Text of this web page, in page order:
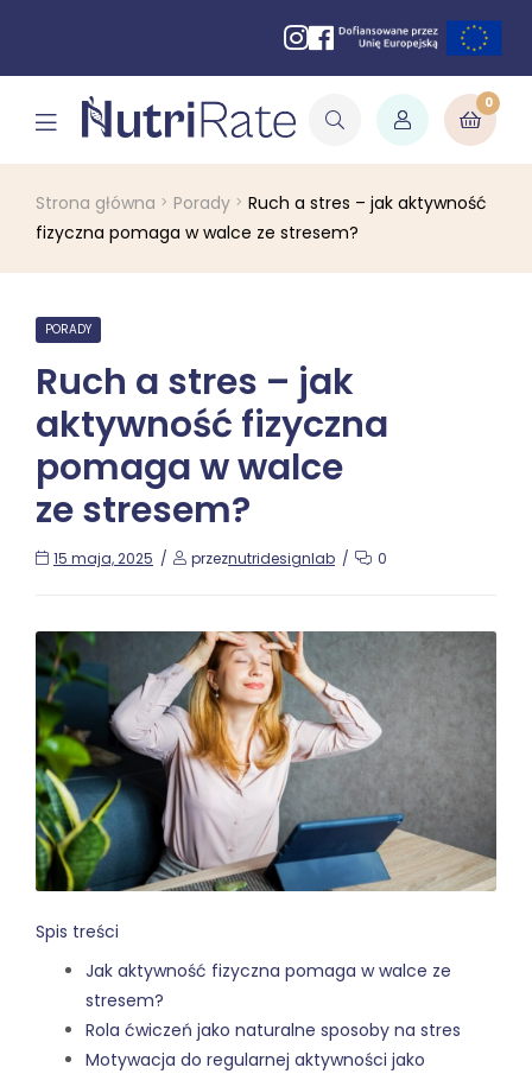
0
Strona główna Porady
Ruch a stres – jak aktywność
fizyczna pomaga w walce ze stresem?
PORADY
Ruch a stres – jak
aktywność fizyczna
pomaga w walce
ze stresem?
15 maja, 2025 przeznutridesignlab 0
Spis treści
Jak aktywność fizyczna pomaga w walce ze
stresem?
Rola ćwiczeń jako naturalne sposoby na stres
Motywacja do regularnej aktywności jako